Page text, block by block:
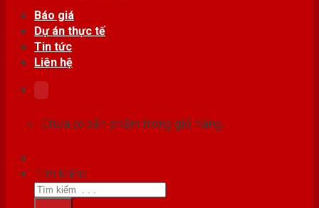
Báo giá
Dự án thực tế
Tin tức
Liên hệ
Chưa có sản phẩm trong giỏ hàng.
Tìm kiếm: